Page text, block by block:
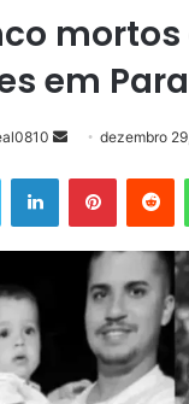
mortos
em
Mande
mail
dezembro
Twitter LinkedinPinterest